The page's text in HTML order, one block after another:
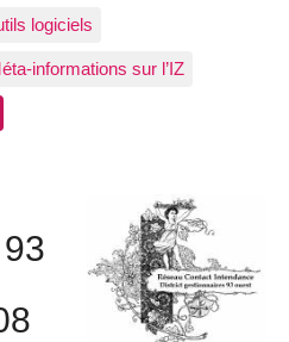
logiciels
informations sur l’IZ